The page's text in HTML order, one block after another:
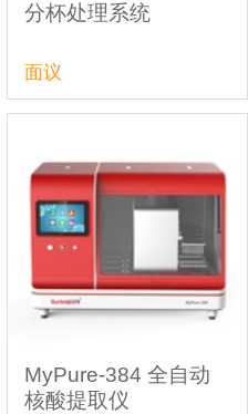
分杯处理系统
面议
MyPure-384 全自动
核酸提取仪